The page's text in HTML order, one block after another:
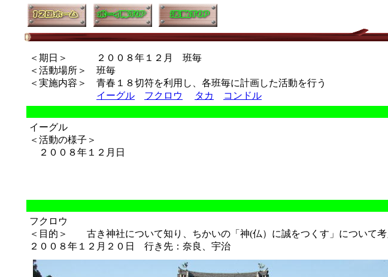
＜期日＞ ２００８年１２月 班毎
＜活動場所＞ 班毎
＜実施内容＞ 青春１８切符を利用し、各班毎に計画した活動を行う
イーグル
フクロウ タカ コンドル
イーグル
＜活動の様子＞
２００８年１２月日
フクロウ
＜目的＞ 古き神社について知り、ちかいの「神(仏）に誠をつくす」について考
２００８年１２月２０日 行き先：奈良、宇治